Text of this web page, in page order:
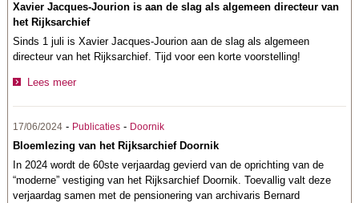
Xavier Jacques-Jourion is aan de slag als algemeen directeur van
het Rijksarchief
Sinds 1 juli is Xavier Jacques-Jourion aan de slag als algemeen
directeur van het Rijksarchief. Tijd voor een korte voorstelling!
Lees meer
17/06/2024 - Publicaties - Doornik
Bloemlezing van het Rijksarchief Doornik
In 2024 wordt de 60ste verjaardag gevierd van de oprichting van de
“moderne” vestiging van het Rijksarchief Doornik. Toevallig valt deze
verjaardag samen met de pensionering van archivaris Bernard